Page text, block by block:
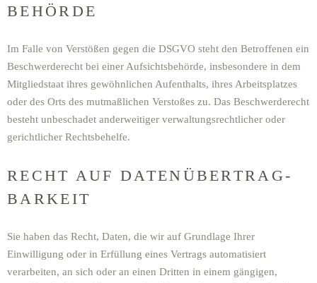
BEHÖRDE
Im Falle von Verstößen gegen die DSGVO steht den Betroffenen ein
Beschwerderecht bei einer Aufsichtsbehörde, insbesondere in dem
Mitgliedstaat ihres gewöhnlichen Aufenthalts, ihres Arbeitsplatzes
oder des Orts des mutmaßlichen Verstoßes zu. Das Beschwerderecht
besteht unbeschadet anderweitiger verwaltungsrechtlicher oder
gerichtlicher Rechtsbehelfe.
RECHT AUF DATEN­ÜBERTRAG­
BARKEIT
Sie haben das Recht, Daten, die wir auf Grundlage Ihrer
Einwilligung oder in Erfüllung eines Vertrags automatisiert
verarbeiten, an sich oder an einen Dritten in einem gängigen,